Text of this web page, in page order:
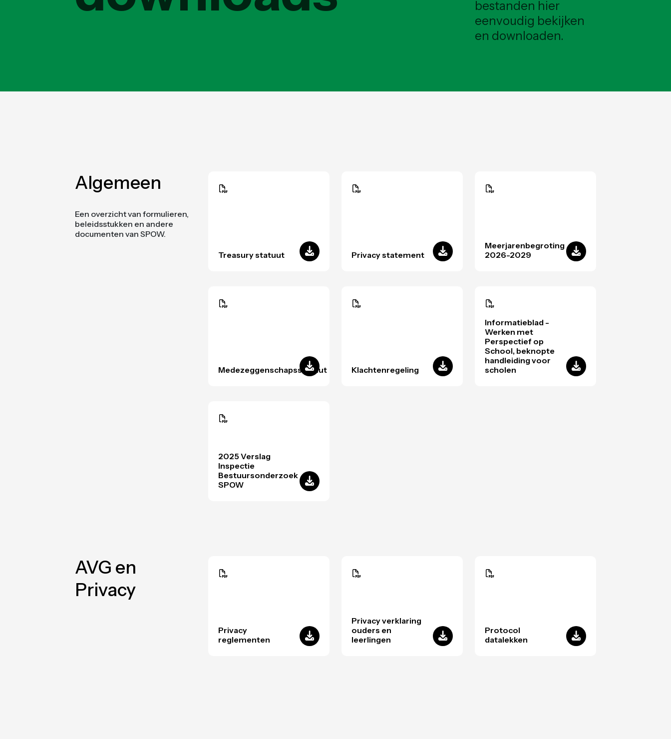
bestanden hier
eenvoudig bekijken
en downloaden.
Algemeen
Een overzicht van formulieren,
beleidsstukken en andere
documenten van SPOW.
Treasury statuut Privacy statement
Meerjarenbegroting
2026-2029
Medezeggenschapsstatuut Klachtenregeling
Informatieblad -
Werken met
Perspectief op
School, beknopte
handleiding voor
scholen
2025 Verslag
Inspectie
Bestuursonderzoek
SPOW
AVG en
Privacy
Privacy
reglementen
Privacy verklaring
ouders en
leerlingen
Protocol
datalekken